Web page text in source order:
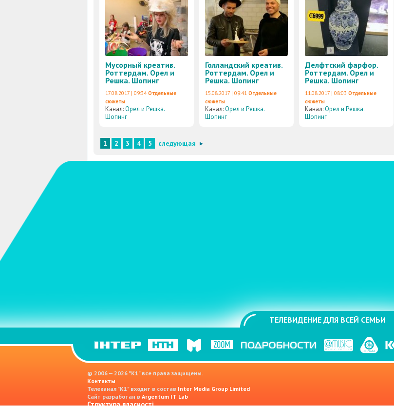
Мусорный креатив.
Роттердам. Орел и
Решка. Шопинг
17.08.2017 | 09:34 Отдельные
сюжеты
Канал:Орел и Решка.
Шопинг
Голландский креатив.
Роттердам. Орел и
Решка. Шопинг
15.08.2017 | 09:41 Отдельные
сюжеты
Канал:Орел и Решка.
Шопинг
Делфтский фарфор.
Роттердам. Орел и
Решка. Шопинг
11.08.2017 | 08:03 Отдельные
сюжеты
Канал:Орел и Решка.
Шопинг
1 2 3 4 5 следующая
ТЕЛЕВИДЕНИЕ ДЛЯ ВСЕЙ СЕМЬИ
© 2006 — 2026 "K1" все права защищены.
Контакты
Телеканал "К1" входит в состав Inter Media Group Limited
Сайт разработан в Argentum IT Lab